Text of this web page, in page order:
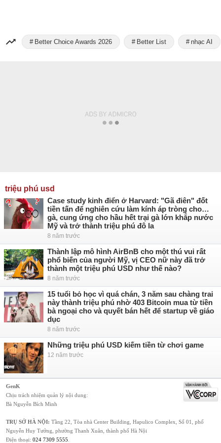
Better Choice Awards 2026 Better List nhạc AI
triệu phú usd
Case study kinh điển ở Harvard: "Gã điên" đốt
tiền tấn để nghiên cứu làm kính áp tròng cho…
gà, cung ứng cho hầu hết trại gà lớn khắp nước
Mỹ và trở thành triệu phú đô la
8 năm trước
Thành lập mô hình AirBnB cho một thú vui rất
phổ biến của người Mỹ, vị CEO nữ này đã trở
thành một triệu phú USD như thế nào?
8 năm trước
15 tuổi bỏ học vì quá chán, 3 năm sau chàng trai
này thành triệu phú nhờ 403 Bitcoin mua từ tiền
bà ngoại cho và quyết bán hết để startup về giáo
dục
8 năm trước
Những triệu phú USD kiếm tiền từ chơi game
12 năm trước
GenK
Chịu trách nhiệm quản lý nội dung:
Bà Nguyễn Bích Minh
TRỤ SỞ HÀ NỘI: Tầng 22, Tòa nhà Center Building, Hapulico Complex, Số 01, phố
Nguyễn Huy Tưởng, phường Thanh Xuân, thành phố Hà Nội
Điện thoại: 024 7309 5555